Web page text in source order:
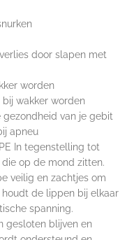
door slapen met
worden
wakker worden
gezondheid van je gebit
apneu
In tegenstelling tot
op de mond zitten.
veilig en zachtjes om
de lippen bij elkaar
spanning.
gesloten blijven en